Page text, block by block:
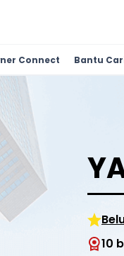
Connect Bantu
10